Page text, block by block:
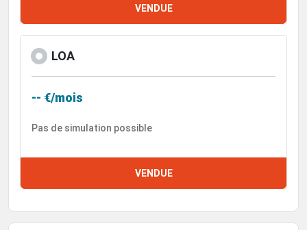
VENDUE
LOA
-- €/mois
Pas de simulation possible
VENDUE